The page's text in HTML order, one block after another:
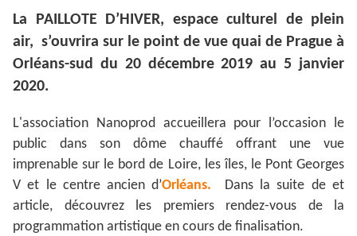
La PAILLOTE D’HIVER, espace culturel de plein
air, s’ouvrira sur le point de vue quai de Prague à
Orléans-sud du 20 décembre 2019 au 5 janvier
2020.
L'association Nanoprod accueillera pour l’occasion le
public dans son dôme chauffé offrant une vue
imprenable sur le bord de Loire, les îles, le Pont Georges
V et le centre ancien d’Orléans. Dans la suite de et
article, découvrez les premiers rendez-vous de la
programmation artistique en cours de finalisation.